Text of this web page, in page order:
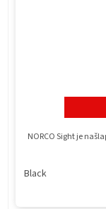
NORCO Sight je
Black